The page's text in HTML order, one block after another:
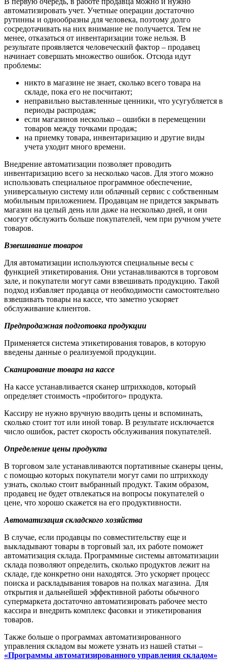
автоматизировать учет. Учетные операции достаточно
рутинны и однообразны для человека, поэтому долго
сосредотачивать на них внимание не получается. Тем не
менее, отказаться от инвентаризации тоже нельзя. В
результате проявляется человеческий фактор – продавец
начинает совершать множество ошибок. Отсюда идут
проблемы:
никто в магазине не знает, сколько всего товара на
складе, пока его не посчитают;
неправильно выставленные ценники, что усугубляется в
периоды распродаж;
если магазинов несколько – ошибки в перемещении
товаров между точками продаж;
на приемку товара, инвентаризацию и другие виды
учета уходит много времени.
Внедрение автоматизации позволяет проводить
инвентаризацию всего за несколько часов. Для этого можно
использовать специальное программное обеспечение,
универсальную систему или облачный сервис с собственным
мобильным приложением. Продавцам не придется закрывать
магазин на целый день или даже на несколько дней, и они
смогут обслужить больше покупателей, чем при ручном учете
товаров.
Взвешивание товаров
Для автоматизации используются специальные весы с
функцией этикетирования. Они устанавливаются в торговом
зале, и покупатели могут сами взвешивать продукцию. Такой
подход избавляет продавца от необходимости самостоятельно
взвешивать товары на кассе, что заметно ускоряет
обслуживание клиентов.
Предпродажная подготовка продукции
Применяется система этикетирования товаров, в которую
введены данные о реализуемой продукции.
Сканирование товара на кассе
На кассе устанавливается сканер штрихкодов, который
определяет стоимость «пробитого» продукта.
Кассиру не нужно вручную вводить цены и вспоминать,
сколько стоит тот или иной товар. В результате исключается
число ошибок, растет скорость обслуживания покупателей.
Определение цены продукта
В торговом зале устанавливаются портативные сканеры цены,
с помощью которых покупатели могут сами по штрихкоду
узнать, сколько стоит выбранный продукт. Таким образом,
продавец не будет отвлекаться на вопросы покупателей о
цене, что хорошо скажется на его продуктивности.
Автоматизация складского хозяйства
В случае, если продавцы по совместительству еще и
выкладывают товары в торговый зал, их работе поможет
автоматизация склада. Программные системы автоматизации
склада позволяют определить, сколько продуктов лежит на
складе, где конкретно они находятся. Это ускоряет процесс
поиска и раскладывания товаров на полках магазина. Для
открытия и дальнейшей эффективной работы обычного
супермаркета достаточно автоматизировать рабочее место
кассира и внедрить комплекс фасовки и этикетирования
товаров.
Также больше о программах автоматизированного
управления складом вы можете узнать из нашей статьи –
«Программы автоматизированного управления складом»